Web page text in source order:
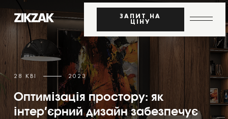
28 КВІ 2023
Оптимізація простору: як
інтер’єрний дизайн забезпечує
ЗАПИТ НА
ЦІНУ